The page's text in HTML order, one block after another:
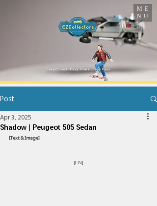
​Easy Collect · Easy Share · Easy Enjoy
ME
NU
Post
Shadow | Peugeot 505 Sedan
Apr 3, 2025
[Text & Image]
[CN]